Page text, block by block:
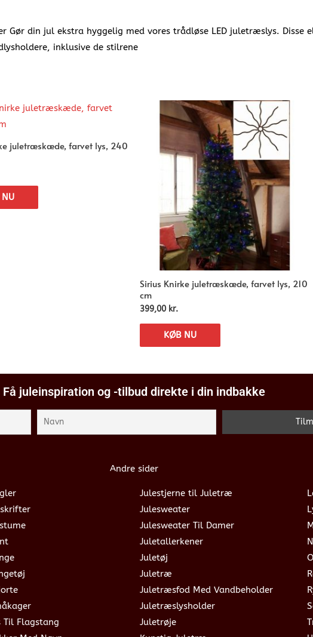
Gør din jul ekstra hyggelig med vores trådløse LED juletræslys.
inklusive de stilrene
juletræskæde, farvet lys, 240
Sirius Knirke juletræskæde, farvet lys, 210
cm
399,00 kr.
KØB NU
Få juleinspiration og -tilbud direkte i din indbakke
Andre sider
Til Flagstang
Julestjerne til Juletræ
Julesweater
Julesweater Til Damer
Juletallerkener
Juletøj
Juletræ
Juletræsfod Med Vandbeholder
Juletræslysholder
Juletrøje